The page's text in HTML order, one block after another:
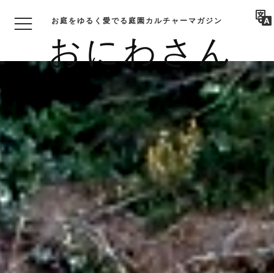
おにわさん
お庭をゆるく愛でる庭園カルチャーマガジン